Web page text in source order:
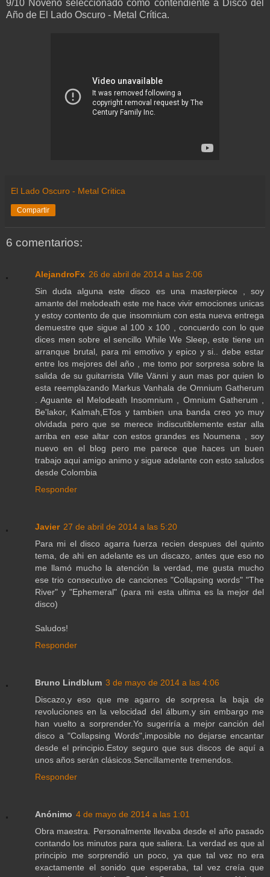
9/10 Noveno seleccionado como contendiente a Disco del
Año de El Lado Oscuro - Metal Crítica.
El Lado Oscuro - Metal Critica
Compartir
6 comentarios:
AlejandroFx 26 de abril de 2014 a las 2:06
Sin duda alguna este disco es una masterpiece , soy
amante del melodeath este me hace vivir emociones unicas
y estoy contento de que insomnium con esta nueva entrega
demuestre que sigue al 100 x 100 , concuerdo con lo que
dices men sobre el sencillo While We Sleep, este tiene un
arranque brutal, para mi emotivo y epico y si.. debe estar
entre los mejores del año , me tomo por sorpresa sobre la
salida de su guitarrista Ville Vänni y aun mas por quien lo
esta reemplazando Markus Vanhala de Omnium Gatherum
. Aguante el Melodeath Insomnium , Omnium Gatherum ,
Be'lakor, Kalmah,ETos y tambien una banda creo yo muy
olvidada pero que se merece indiscutiblemente estar alla
arriba en ese altar con estos grandes es Noumena , soy
nuevo en el blog pero me parece que haces un buen
trabajo aqui amigo animo y sigue adelante con esto saludos
desde Colombia
Responder
Javier 27 de abril de 2014 a las 5:20
Para mi el disco agarra fuerza recien despues del quinto
tema, de ahi en adelante es un discazo, antes que eso no
me llamó mucho la atención la verdad, me gusta mucho
ese trio consecutivo de canciones "Collapsing words" "The
River" y "Ephemeral" (para mi esta ultima es la mejor del
disco)
Saludos!
Responder
Bruno Lindblum 3 de mayo de 2014 a las 4:06
Discazo,y eso que me agarro de sorpresa la baja de
revoluciones en la velocidad del álbum,y sin embargo me
han vuelto a sorprender.Yo sugeriría a mejor canción del
disco a "Collapsing Words",imposible no dejarse encantar
desde el principio.Estoy seguro que sus discos de aquí a
unos años serán clásicos.Sencillamente tremendos.
Responder
Anónimo 4 de mayo de 2014 a las 1:01
Obra maestra. Personalmente llevaba desde el año pasado
contando los minutos para que saliera. La verdad es que al
principio me sorprendió un poco, ya que tal vez no era
exactamente el sonido que esperaba, tal vez creía que